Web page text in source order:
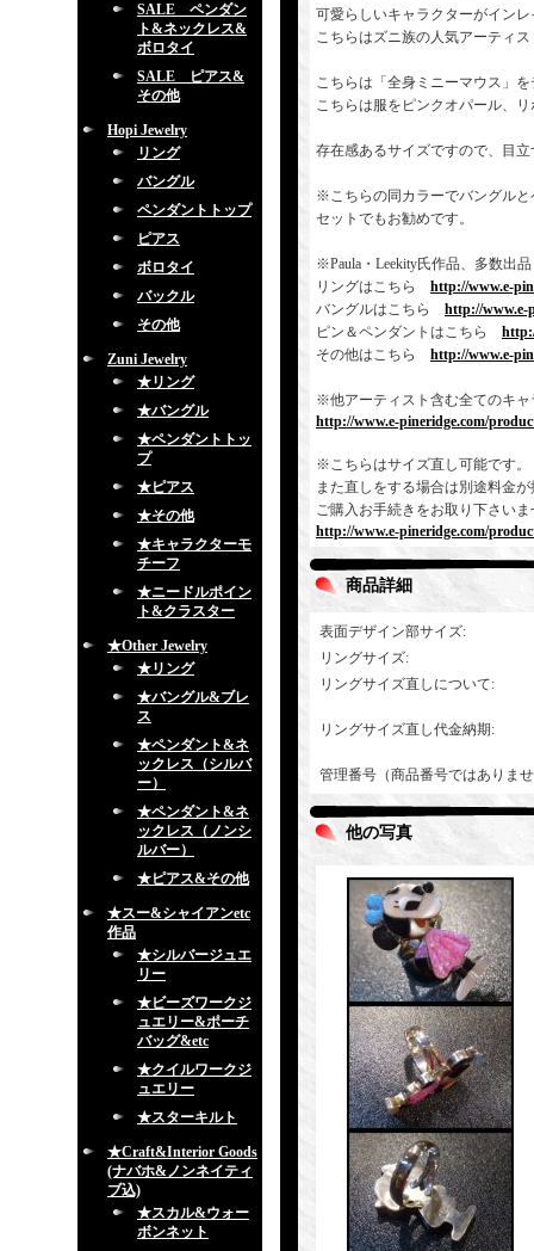
SALE ペンダン
ト&ネックレス&
ボロタイ
SALE ピアス&
その他
Hopi Jewelry
リング
バングル
ペンダントトップ
ピアス
ボロタイ
バックル
その他
Zuni Jewelry
★リング
★バングル
★ペンダントトッ
プ
★ピアス
★その他
★キャラクターモ
チーフ
★ニードルポイン
ト&クラスター
★Other Jewelry
★リング
★バングル&ブレ
ス
★ペンダント&ネ
ックレス（シルバ
ー）
★ペンダント&ネ
ックレス（ノンシ
ルバー）
★ピアス&その他
★スー&シャイアンetc
作品
★シルバージュエ
リー
★ビーズワークジ
ュエリー&ポーチ
バッグ&etc
★クイルワークジ
ュエリー
★スターキルト
★Craft&Interior Goods
(ナバホ&ノンネイティ
ブ込)
★スカル&ウォー
ボンネット
可愛らしいキャラクターがイン
こちらはズニ族の人気アーティ
こちらは「全身ミニーマウス」
こちらは服をピンクオパール、
存在感あるサイズですので、目
※こちらの同カラーでバングル
セットでもお勧めです。
※Paula・Leekity氏作品、多数出
リングはこちら http://www.e-
バングルはこちら http://www.e-
ピン＆ペンダントはこちら
その他はこちら http://www.e-
※他アーティスト含む全てのキ
http://www.e-pineridge.com/
※こちらはサイズ直し可能です
また直しをする場合は別途料金
ご購入お手続きをお取り下さいま
http://www.e-pineridge.com/
商品詳細
表面デザイン部サイズ:
リングサイズ:
リングサイズ直しについて:
リングサイズ直し代金納期:
管理番号（商品番号ではありま
他の写真